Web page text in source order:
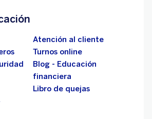
Atención al cliente
Turnos online
Blog - Educación
financiera
Libro de quejas